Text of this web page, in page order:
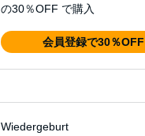
の30％OFF で購入
会員登録で30％OFF
Wiedergeburt